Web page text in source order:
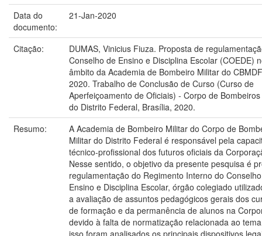
Data do
documento:
21-Jan-2020
Citação:
DUMAS, Vinicius Fiuza. Proposta de
Conselho de Ensino e Disciplina Escolar (COEDE)
âmbito da Academia de Bombeiro Militar do
2020. Trabalho de Conclusão de Curso (Curso de
Aperfeiçoamento de Oficiais) - Corpo de
do Distrito Federal, Brasília, 2020.
Resumo:
A Academia de Bombeiro Militar do Corpo de
Militar do Distrito Federal é responsável pela
técnico-profissional dos futuros oficiais da
Nesse sentido, o objetivo da presente pesquisa é
regulamentação do Regimento Interno do
Ensino e Disciplina Escolar, órgão colegiado
a avaliação de assuntos pedagógicos gerais dos
de formação e da permanência de alunos na
devido à falta de normatização relacionada ao
isso foram analisados os principais dispositivos